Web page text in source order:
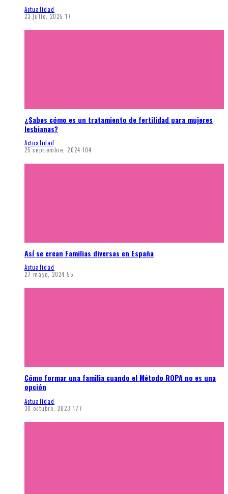
Actualidad
23 julio, 2025 17
¿Sabes cómo es un tratamiento de fertilidad para mujeres
lesbianas?
Actualidad
25 septiembre, 2024 104
Así se crean Familias diversas en España
Actualidad
27 mayo, 2024 55
Cómo formar una familia cuando el Método ROPA no es una
opción
Actualidad
30 octubre, 2023 177